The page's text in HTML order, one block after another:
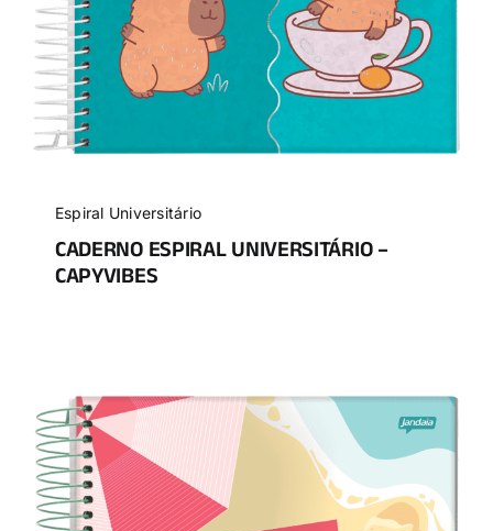
Espiral Universitário
CADERNO ESPIRAL UNIVERSITÁRIO –
CAPYVIBES